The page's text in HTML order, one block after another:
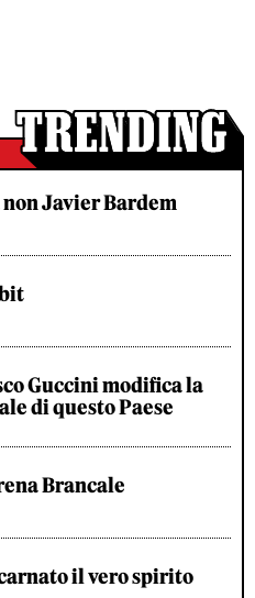
Javier Bardem
Guccini modifica la
di questo Paese
Brancale
il vero spirito